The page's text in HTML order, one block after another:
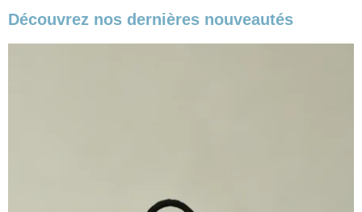
Découvrez nos dernières nouveautés